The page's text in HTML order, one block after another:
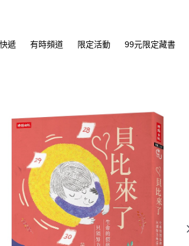
遞 有時頻道 限定活動 99元限定藏書